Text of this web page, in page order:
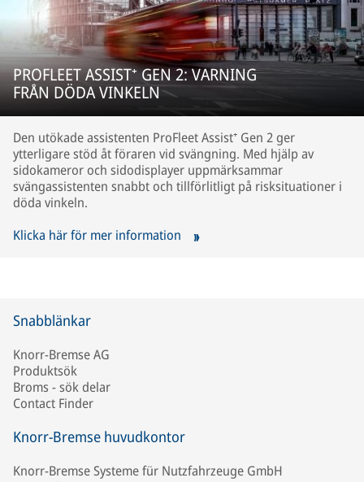
PROFLEET ASSIST⁺ GEN 2: VARNING
FRÅN DÖDA VINKELN
Den utökade assistenten ProFleet Assist⁺ Gen 2 ger
ytterligare stöd åt föraren vid svängning. Med hjälp av
sidokameror och sidodisplayer uppmärksammar
svängassistenten snabbt och tillförlitligt på risksituationer i
döda vinkeln.
Klicka här för mer information
Snabblänkar
Knorr-Bremse AG
Produktsök
Broms - sök delar
Contact Finder
Knorr-Bremse huvudkontor
Knorr-Bremse Systeme für Nutzfahrzeuge GmbH